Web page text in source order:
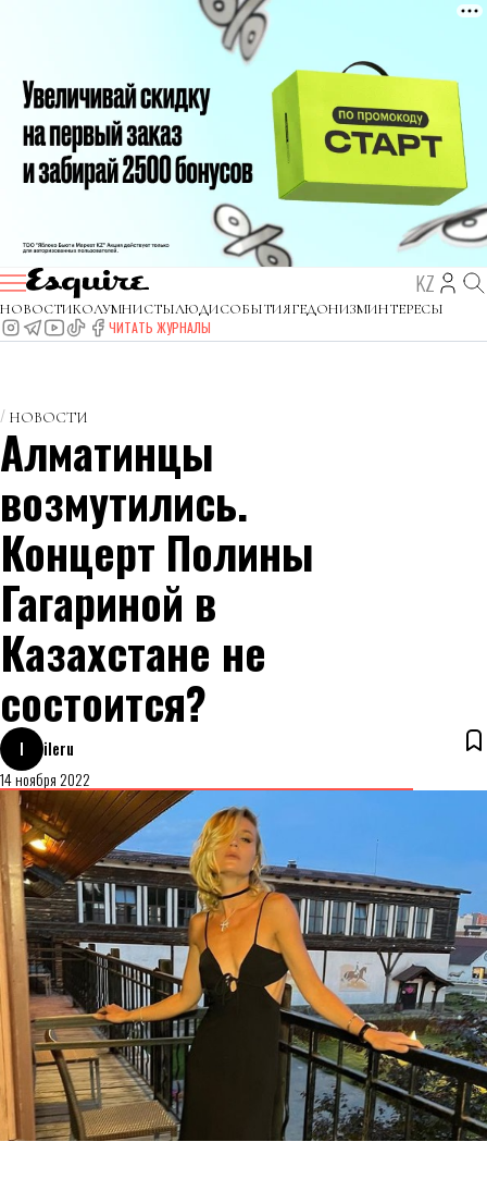
KZ
НОВОСТИКОЛУМНИСТЫЛЮДИСОБЫТИЯГЕДОНИЗМИНТЕРЕСЫ
ЧИТАТЬ ЖУРНАЛЫ
НОВОСТИ
Алматинцы
возмутились.
Концерт Полины
Гагариной в
Казахстане не
состоится?
I
ileru
14 ноября 2022